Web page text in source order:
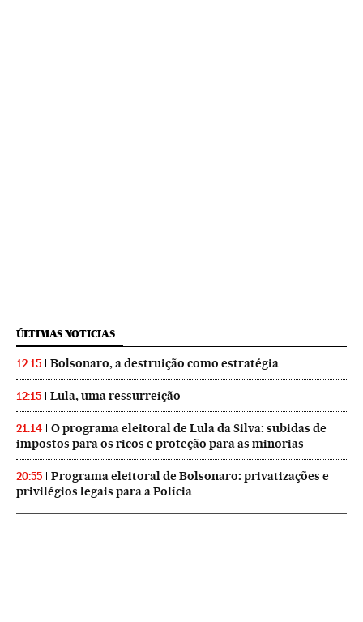
ÚLTIMAS NOTICIAS
12:15 Bolsonaro, a destruição como estratégia
12:15 Lula, uma ressurreição
21:14
O programa eleitoral de Lula da Silva: subidas de
impostos para os ricos e proteção para as minorias
20:55
Programa eleitoral de Bolsonaro: privatizações e
privilégios legais para a Polícia